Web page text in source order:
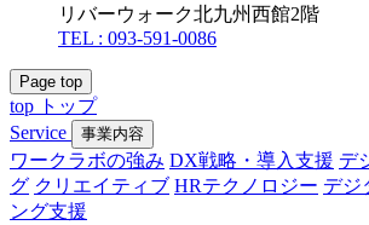
リバーウォーク北九州西館2階
TEL : 093-591-0086
Page top
top トップ
Service
事業内容
ワークラボの強み DX戦略・導入支援 デ
グ クリエイティブ HRテクノロジー デジ
ング支援